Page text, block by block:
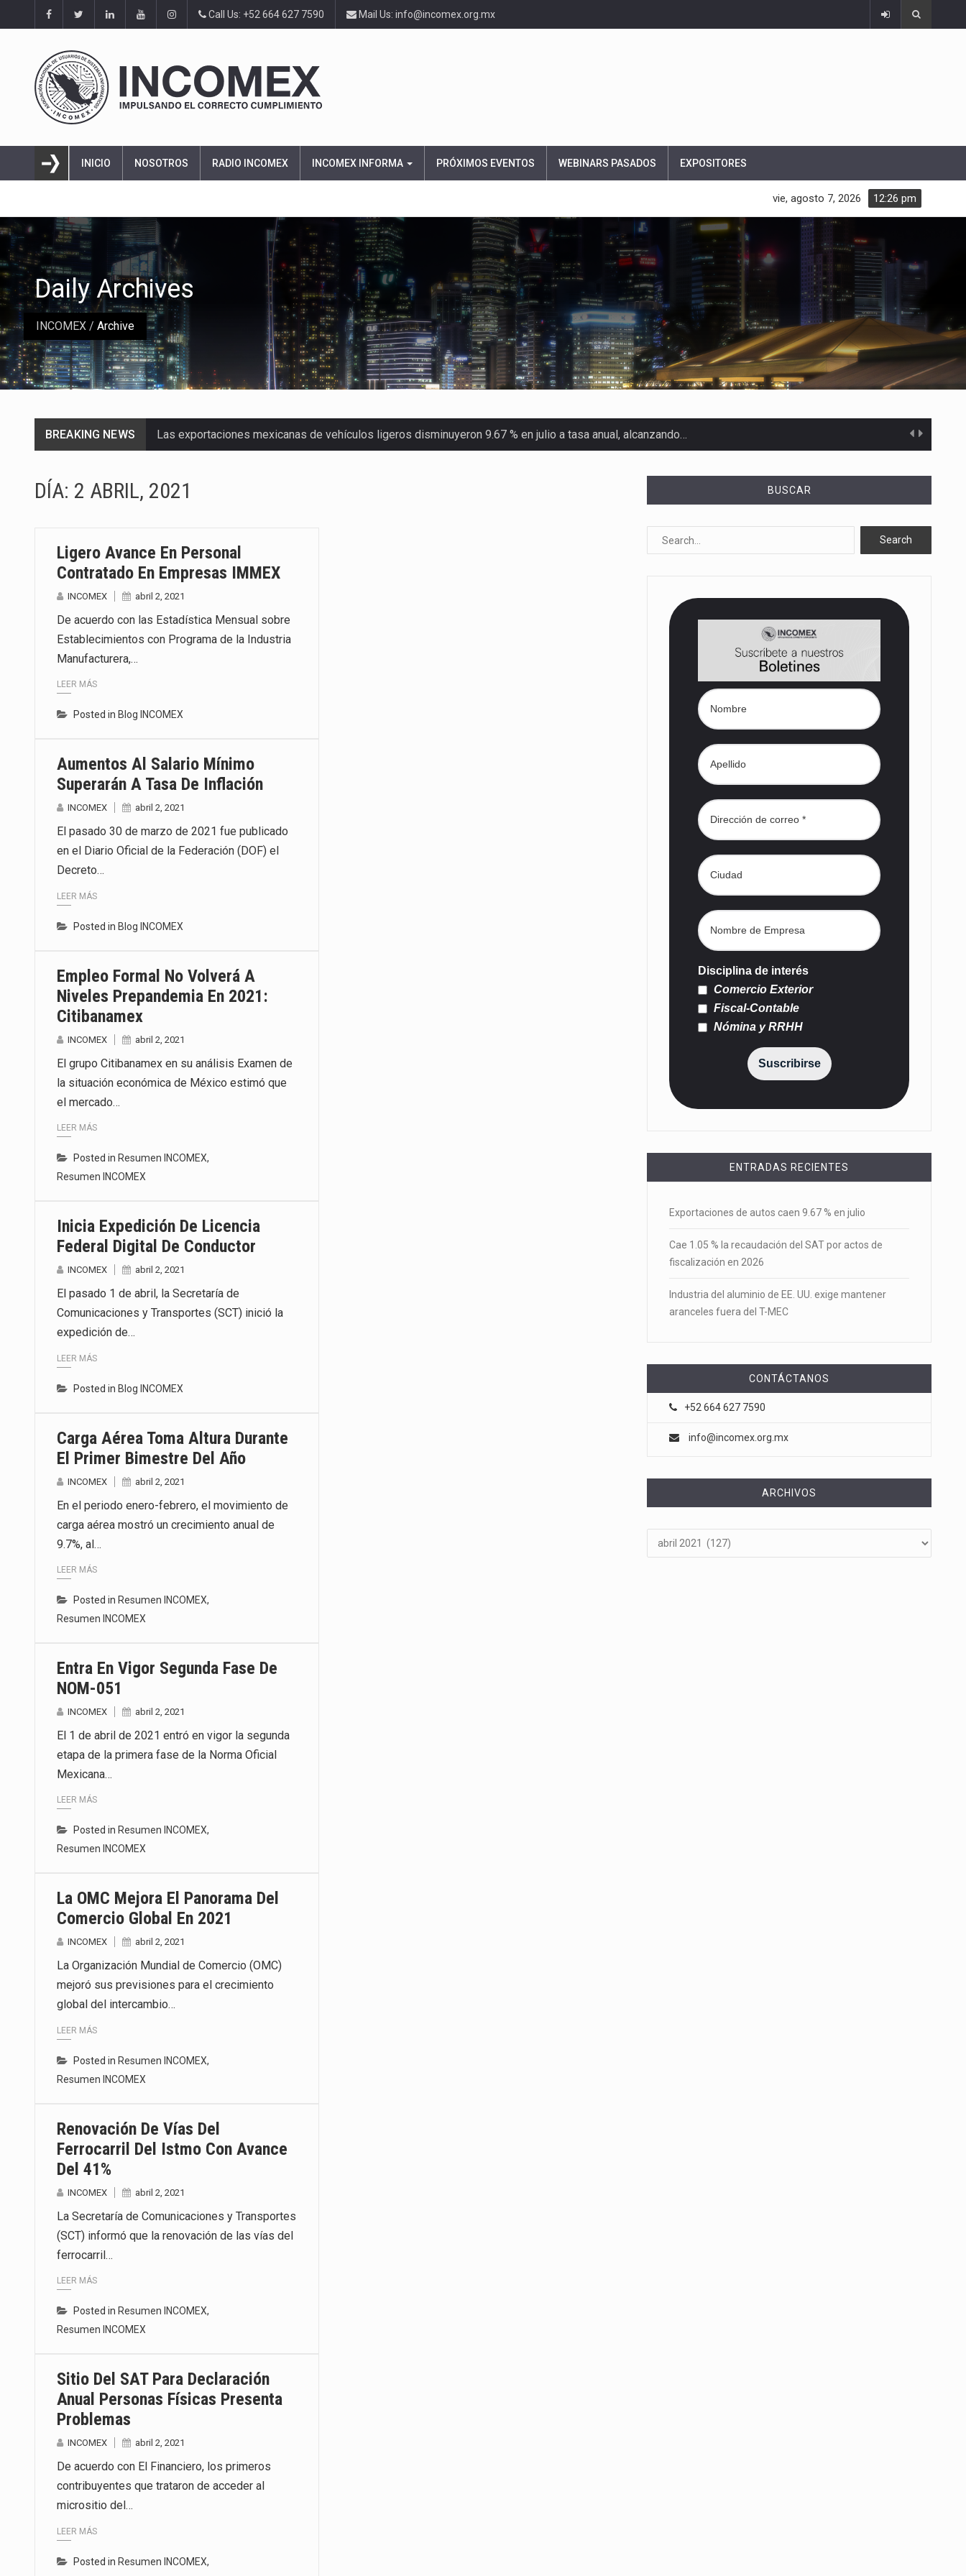
Call Us: +52 664 627 7590 Mail Us: info@incomex.org.mx
INICIO NOSOTROS RADIO INCOMEX INCOMEX INFORMA PRÓXIMOS EVENTOS WEBINARS PASADOS EXPOSITORES
12:26 pm
vie, agosto 7, 2026
INCOMEX / Archive
Daily Archives
BREAKING NEWS Las exportaciones mexicanas de vehículos ligeros disminuyeron 9.67 % en julio a tasa anual, alcanzando…
La Coalition for a Prosperous America (CPA) solicitó al gobierno de Estados Unidos mantener e…
Ante la suspensión temporal de las inspecciones sanitarias del Departamento de Agricultura de Estados Unidos…
Los créditos fiscales determinados a empresas IMMEX rara vez nacen de una interpretación equivocada de…
La industria automotriz mexicana concentra más de la mitad de las quejas bajo el Mecanismo…
DÍA: 2 ABRIL, 2021
Ligero Avance En Personal
Contratado En Empresas IMMEX
INCOMEX abril 2, 2021
De acuerdo con las Estadística Mensual sobre
Establecimientos con Programa de la Industria
Manufacturera,…
LEER MÁS
Posted in Blog INCOMEX
Aumentos Al Salario Mínimo
Superarán A Tasa De Inflación
INCOMEX abril 2, 2021
El pasado 30 de marzo de 2021 fue publicado
en el Diario Oficial de la Federación (DOF) el
Decreto…
LEER MÁS
Posted in Blog INCOMEX
Empleo Formal No Volverá A
Niveles Prepandemia En 2021:
Citibanamex
INCOMEX abril 2, 2021
El grupo Citibanamex en su análisis Examen de
la situación económica de México estimó que
el mercado…
LEER MÁS
Posted in Resumen INCOMEX,
Resumen INCOMEX
Inicia Expedición De Licencia
Federal Digital De Conductor
INCOMEX abril 2, 2021
El pasado 1 de abril, la Secretaría de
Comunicaciones y Transportes (SCT) inició la
expedición de…
LEER MÁS
Posted in Blog INCOMEX
Carga Aérea Toma Altura Durante
El Primer Bimestre Del Año
INCOMEX abril 2, 2021
En el periodo enero-febrero, el movimiento de
carga aérea mostró un crecimiento anual de
9.7%, al…
LEER MÁS
Posted in Resumen INCOMEX,
Resumen INCOMEX
Entra En Vigor Segunda Fase De
NOM-051
INCOMEX abril 2, 2021
El 1 de abril de 2021 entró en vigor la segunda
etapa de la primera fase de la Norma Oficial
Mexicana…
LEER MÁS
Posted in Resumen INCOMEX,
Resumen INCOMEX
La OMC Mejora El Panorama Del
Comercio Global En 2021
INCOMEX abril 2, 2021
La Organización Mundial de Comercio (OMC)
mejoró sus previsiones para el crecimiento
global del intercambio…
LEER MÁS
Posted in Resumen INCOMEX,
Resumen INCOMEX
Renovación De Vías Del
Ferrocarril Del Istmo Con Avance
Del 41%
INCOMEX abril 2, 2021
La Secretaría de Comunicaciones y Transportes
(SCT) informó que la renovación de las vías del
ferrocarril…
LEER MÁS
Posted in Resumen INCOMEX,
Resumen INCOMEX
Sitio Del SAT Para Declaración
Anual Personas Físicas Presenta
Problemas
INCOMEX abril 2, 2021
De acuerdo con El Financiero, los primeros
contribuyentes que trataron de acceder al
micrositio del…
LEER MÁS
Posted in Resumen INCOMEX,
BUSCAR
Disciplina de interés
Comercio Exterior
Fiscal-Contable
Nómina y RRHH
Suscribirse
ENTRADAS RECIENTES
Exportaciones de autos caen 9.67 % en julio
Cae 1.05 % la recaudación del SAT por actos de
fiscalización en 2026
Industria del aluminio de EE. UU. exige mantener
aranceles fuera del T-MEC
CONTÁCTANOS
+52 664 627 7590
info@incomex.org.mx
ARCHIVOS